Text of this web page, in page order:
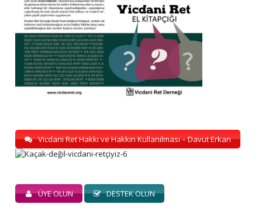
Vicdani Ret Hakkı ve Hakkın Kullanılması – Davut Erkan
ÜYE OLUN DESTEK OLUN